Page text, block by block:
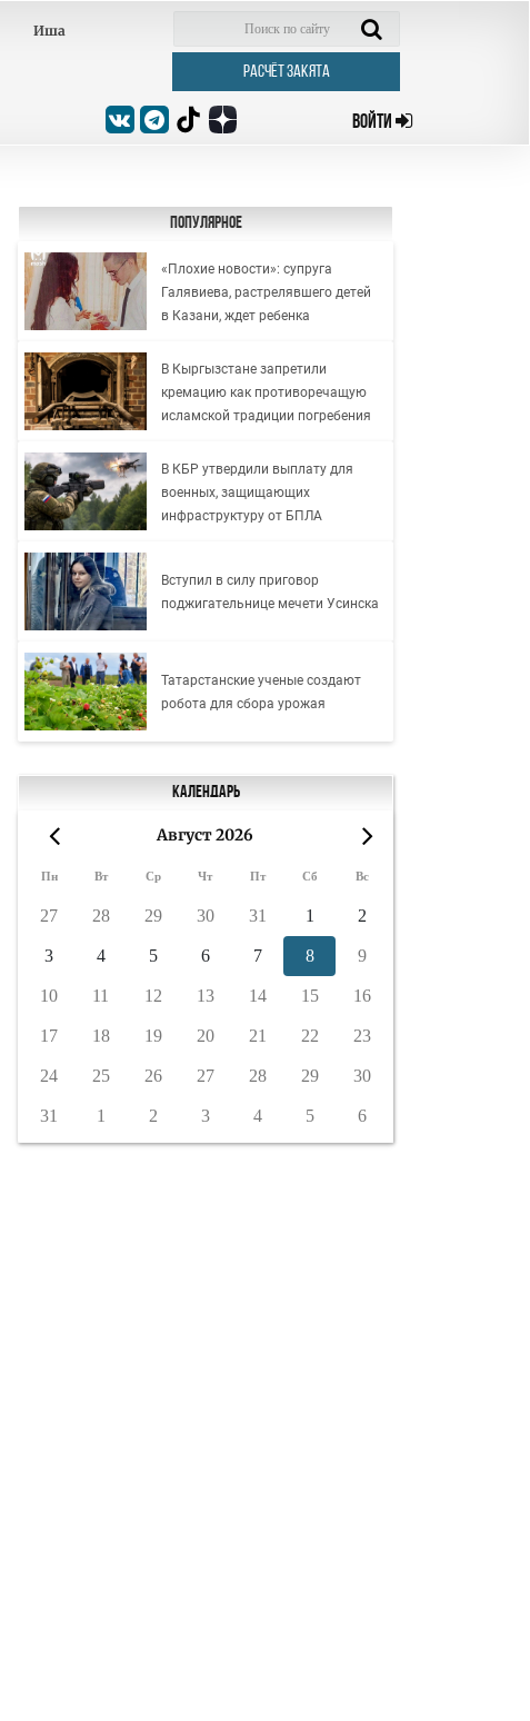
Иша
РАСЧЁТ ЗАКЯТА
ВОЙТИ
Популярное
«Плохие новости»: супруга
Галявиева, растрелявшего детей
в Казани, ждет ребенка
В Кыргызстане запретили
кремацию как противоречащую
исламской традиции погребения
В КБР утвердили выплату для
военных, защищающих
инфраструктуру от БПЛА
Вступил в силу приговор
поджигательнице мечети Усинска
Татарстанские ученые создают
робота для сбора урожая
Календарь
Август 2026
Пн Вт Ср Чт Пт Сб Вс
27 28 29 30 31 1 2
3 4 5 6 7 8 9
10 11 12 13 14 15 16
17 18 19 20 21 22 23
24 25 26 27 28 29 30
31 1 2 3 4 5 6